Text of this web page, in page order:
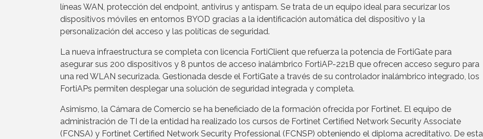
líneas WAN, protección del endpoint, antivirus y antispam. Se trata de un equipo ideal para securizar los
dispositivos móviles en entornos BYOD gracias a la identificación automática del dispositivo y la
personalización del acceso y las políticas de seguridad.
La nueva infraestructura se completa con licencia FortiClient que refuerza la potencia de FortiGate para
asegurar sus 200 dispositivos y 8 puntos de acceso inalámbrico FortiAP-221B que ofrecen acceso seguro para
una red WLAN securizada. Gestionada desde el FortiGate a través de su controlador inalámbrico integrado, los
FortiAPs permiten desplegar una solución de seguridad integrada y completa.
Asimismo, la Cámara de Comercio se ha beneficiado de la formación ofrecida por Fortinet. El equipo de
administración de TI de la entidad ha realizado los cursos de Fortinet Certified Network Security Associate
(FCNSA) y Fortinet Certified Network Security Professional (FCNSP) obteniendo el diploma acreditativo. De esta